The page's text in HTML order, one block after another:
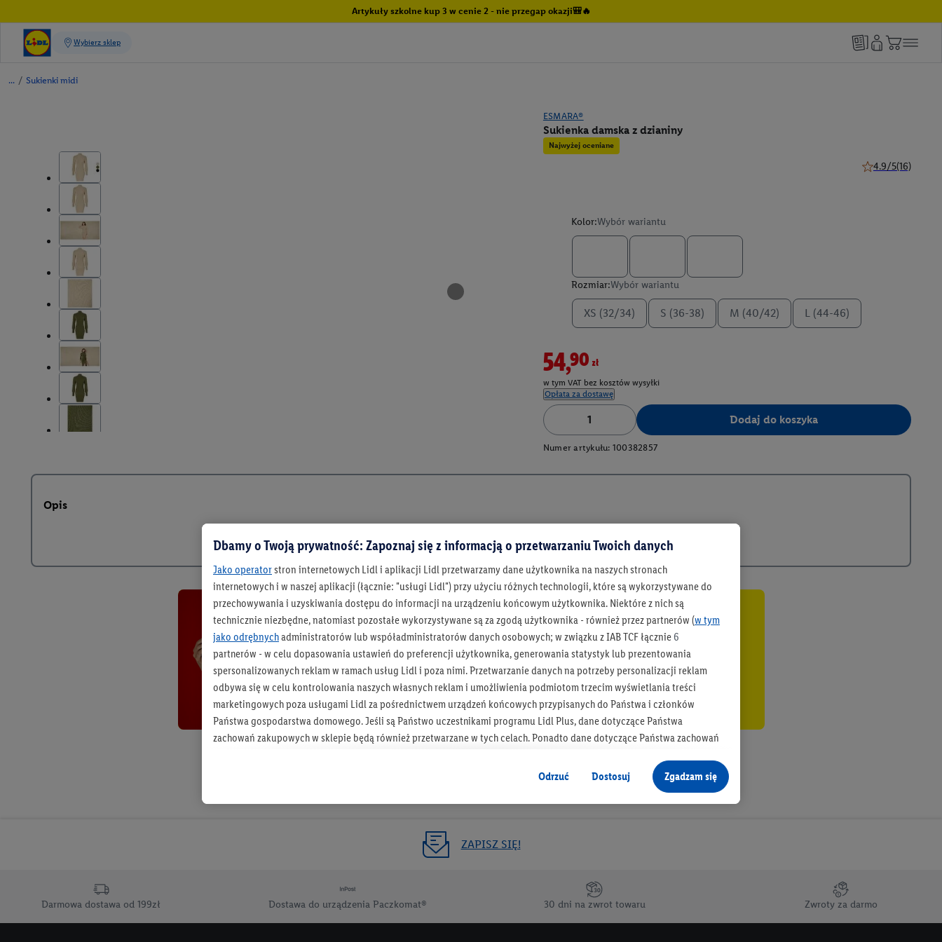
Artykuły szkolne kup 3 w cenie 2 - nie przegap okazji🎒🔥
/ Sukienki midi
ESMARA®
Sukienka damska z dzianiny
Najwyżej oceniane
4.9/5(16)
Kolor:Wybór wariantu
Rozmiar:Wybór wariantu
XS (32/34) S (36-38) M (40/42) L (44-46)
54,90zł
w tym VAT bez kosztów wysyłki
Opłata za dostawę
Dodaj do koszyka
Numer artykułu: 100382857
Opis
Bądź na bieżąco
Otrzymuj newsletter Lidla
Zapisz się!
ZAPISZ SIĘ!
Darmowa dostawa od 199zł Dostawa do urządzenia Paczkomat® 30 dni na zwrot towaru Zwroty za darmo
Dbamy o Twoją prywatność: Zapoznaj się z informacją o przetwarzaniu Twoich danych
Jako operatorstron internetowych Lidl i aplikacji Lidl przetwarzamy dane użytkownika na naszych stronach
internetowych i w naszej aplikacji (łącznie: "usługi Lidl") przy użyciu różnych technologii, które są wykorzystywane do
przechowywania i uzyskiwania dostępu do informacji na urządzeniu końcowym użytkownika. Niektóre z nich są
technicznie niezbędne, natomiast pozostałe wykorzystywane są za zgodą użytkownika - również przez partnerów (w tym
jako odrębnychadministratorów lub współadministratorów danych osobowych; w związku z IAB TCF łącznie 6
partnerów - w celu dopasowania ustawień do preferencji użytkownika, generowania statystyk lub prezentowania
spersonalizowanych reklam w ramach usług Lidl i poza nimi. Przetwarzanie danych na potrzeby personalizacji reklam
odbywa się w celu kontrolowania naszych własnych reklam i umożliwienia podmiotom trzecim wyświetlania treści
marketingowych poza usługami Lidl za pośrednictwem urządzeń końcowych przypisanych do Państwa i członków
Państwa gospodarstwa domowego. Jeśli są Państwo uczestnikami programu Lidl Plus, dane dotyczące Państwa
zachowań zakupowych w sklepie będą również przetwarzane w tych celach. Ponadto dane dotyczące Państwa zachowań
jako niezależny administrator danych
Tworzenie spersonalizowanych reklam opiera się na generowaniu profili, które są również wzbogacane o dane z innych
informacji z konta klienta - np. wieku lub płci - a także dokładnych danych dotyczących lokalizacji), również przez różne
urządzenia końcowe i usługi Lidl, w tym przechowywanie lub uzyskiwanie dostępu do informacji na urządzeniach
przetwarzanie odbywa się również w celu pomiaru wydajności/skuteczności reklamy, badania grup docelowych,
opracowywania ofert oraz zapewnienia bezpieczeństwa technicznego i optymalizacji wyświetlania konkretnych treści.
Odrzuć Dostosuj Zgadzam się